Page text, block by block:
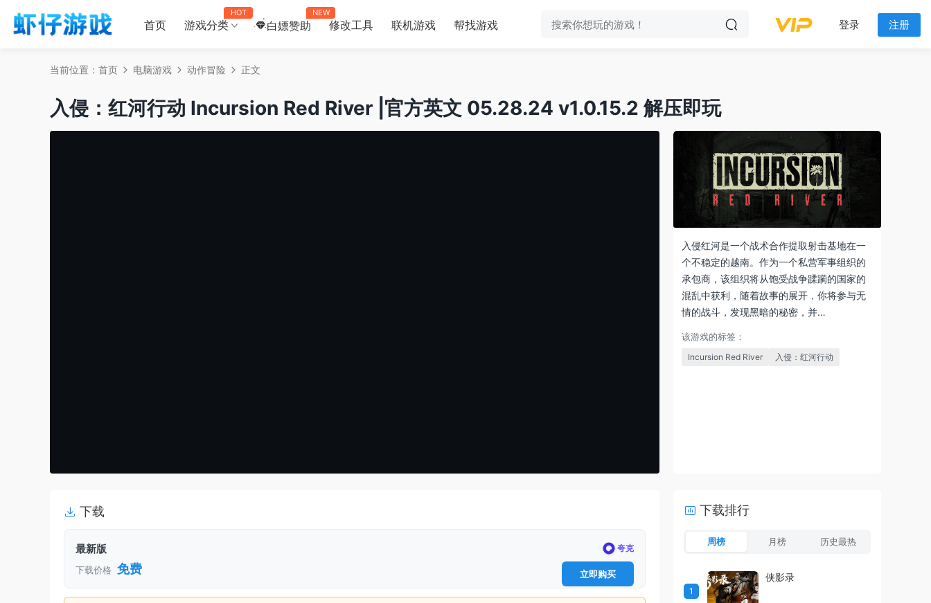
首页 游戏分类
HOT
白嫖赞助
NEW
修改工具 联机游戏 帮找游戏 登录 注册
当前位置： 首页 电脑游戏 动作冒险 正文
入侵：红河行动 Incursion Red River |官方英文 05.28.24 v1.0.15.2 解压即玩
入侵红河是一个战术合作提取射击基地在一
个不稳定的越南。作为一个私营军事组织的
承包商，该组织将从饱受战争蹂躏的国家的
混乱中获利，随着故事的展开，你将参与无
情的战斗，发现黑暗的秘密，并…
该游戏的标签：
Incursion Red River 入侵：红河行动
下载
最新版 夸克
下载价格 免费 立即购买
下载排行
周榜 月榜 历史最热
1
侠影录